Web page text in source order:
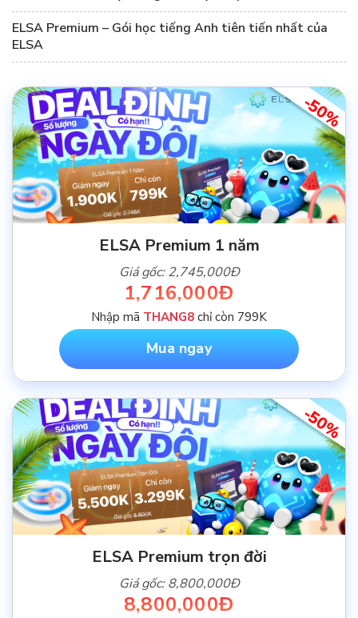
ELSA Premium – Gói học tiếng Anh tiên tiến nhất của
ELSA
-50%
ELSA Premium 1 năm
Giá gốc: 2,745,000Đ
1,716,000Đ
Nhập mã THANG8 chỉ còn 799K
Mua ngay
-50%
ELSA Premium trọn đời
Giá gốc: 8,800,000Đ
8,800,000Đ